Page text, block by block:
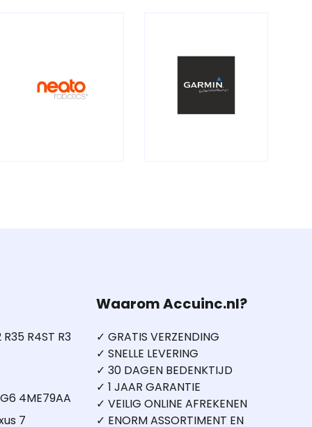
R4ST R3
4ME79AA
7
Waarom Accuinc.nl?
✓ GRATIS VERZENDING
✓ SNELLE LEVERING
✓ 30 DAGEN BEDENKTIJD
✓ 1 JAAR GARANTIE
✓ VEILIG ONLINE AFREKENEN
✓ ENORM ASSORTIMENT EN